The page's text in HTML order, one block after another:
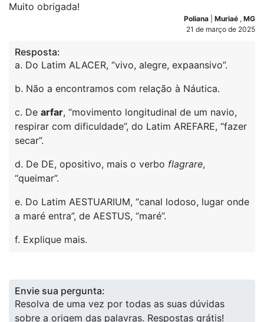
Muito obrigada!
Poliana Muriaé , MG
21 de março de 2025
Resposta:
a. Do Latim ALACER, “vivo, alegre, expaansivo”.
b. Não a encontramos com relação à Náutica.
c. De arfar, “movimento longitudinal de um navio,
respirar com dificuldade”, do Latim AREFARE, “fazer
secar”.
d. De DE, opositivo, mais o verbo flagrare,
“queimar”.
e. Do Latim AESTUARIUM, “canal lodoso, lugar onde
a maré entra”, de AESTUS, “maré”.
f. Explique mais.
Envie sua pergunta:
Resolva de uma vez por todas as suas dúvidas
sobre a origem das palavras. Respostas grátis!